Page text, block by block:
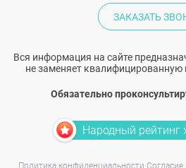
ЗАКАЗАТЬ
Вся информация на сайте
не заменяет
Обязательно
Народный рейтинг